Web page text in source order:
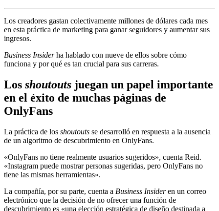
Los creadores gastan colectivamente millones de dólares cada mes
en esta práctica de marketing para ganar seguidores y aumentar sus
ingresos.
Business Insiderha hablado con nueve de ellos sobre cómo
funciona y por qué es tan crucial para sus carreras.
Los shoutouts juegan un papel importante
en el éxito de muchas páginas de
OnlyFans
La práctica de los shoutouts se desarrolló en respuesta a la ausencia
de un algoritmo de descubrimiento en OnlyFans.
«OnlyFans no tiene realmente usuarios sugeridos», cuenta Reid.
«Instagram puede mostrar personas sugeridas, pero OnlyFans no
tiene las mismas herramientas».
La compañía, por su parte, cuenta a Business Insideren un correo
electrónico que la decisión de no ofrecer una función de
descubrimiento es «una elección estratégica de diseño destinada a